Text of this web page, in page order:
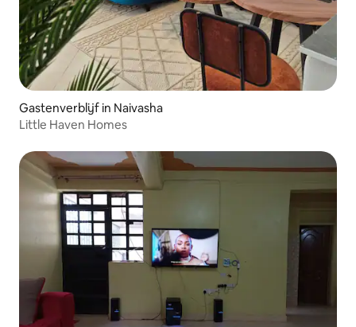
Gastenverblijf in Naivasha
Little Haven Homes